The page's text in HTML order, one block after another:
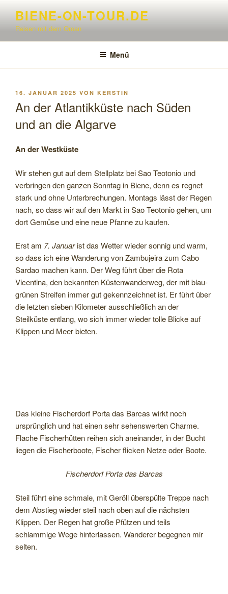
springen
BIENE-ON-TOUR.DE
Reisen mit dem Oman
Menü
VERÖFFENTLICHT
16. JANUAR 2025 VON KERSTIN
An der Atlantikküste nach Süden
und an die Algarve
An der Westküste
Wir stehen gut auf dem Stellplatz bei Sao Teotonio und
verbringen den ganzen Sonntag in Biene, denn es regnet
stark und ohne Unterbrechungen. Montags lässt der Regen
nach, so dass wir auf den Markt in Sao Teotonio gehen, um
dort Gemüse und eine neue Pfanne zu kaufen.
Erst am 7. Januarist das Wetter wieder sonnig und warm,
so dass ich eine Wanderung von Zambujeira zum Cabo
Sardao machen kann. Der Weg führt über die Rota
Vicentina, den bekannten Küstenwanderweg, der mit blau-
grünen Streifen immer gut gekennzeichnet ist. Er führt über
die letzten sieben Kilometer ausschließlich an der
Steilküste entlang, wo sich immer wieder tolle Blicke auf
Klippen und Meer bieten.
Das kleine Fischerdorf Porta das Barcas wirkt noch
ursprünglich und hat einen sehr sehenswerten Charme.
Flache Fischerhütten reihen sich aneinander, in der Bucht
liegen die Fischerboote, Fischer flicken Netze oder Boote.
Fischerdorf Porta das Barcas
Steil führt eine schmale, mit Geröll überspülte Treppe nach
dem Abstieg wieder steil nach oben auf die nächsten
Klippen. Der Regen hat große Pfützen und teils
schlammige Wege hinterlassen. Wanderer begegnen mir
selten.